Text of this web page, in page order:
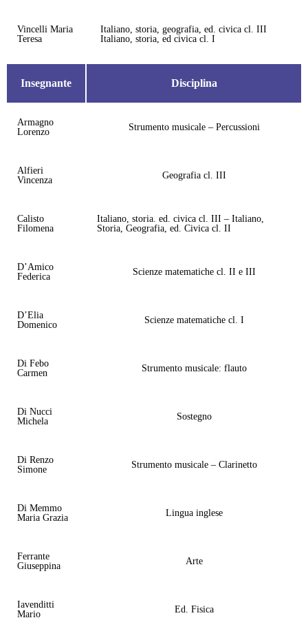
Vincelli Maria
Teresa
Italiano, storia, geografia, ed. civica cl. III
Italiano, storia, ed civica cl. I
Insegnante Disciplina
Armagno
Lorenzo
Strumento musicale – Percussioni
Alfieri
Vincenza
Geografia cl. III
Calisto
Filomena
Italiano, storia. ed. civica cl. III – Italiano,
Storia, Geografia, ed. Civica cl. II
D’Amico
Federica
Scienze matematiche cl. II e III
D’Elia
Domenico
Scienze matematiche cl. I
Di Febo
Carmen
Strumento musicale: flauto
Di Nucci
Michela
Sostegno
Di Renzo
Simone
Strumento musicale – Clarinetto
Di Memmo
Maria Grazia
Lingua inglese
Ferrante
Giuseppina
Arte
Iavenditti
Mario
Ed. Fisica